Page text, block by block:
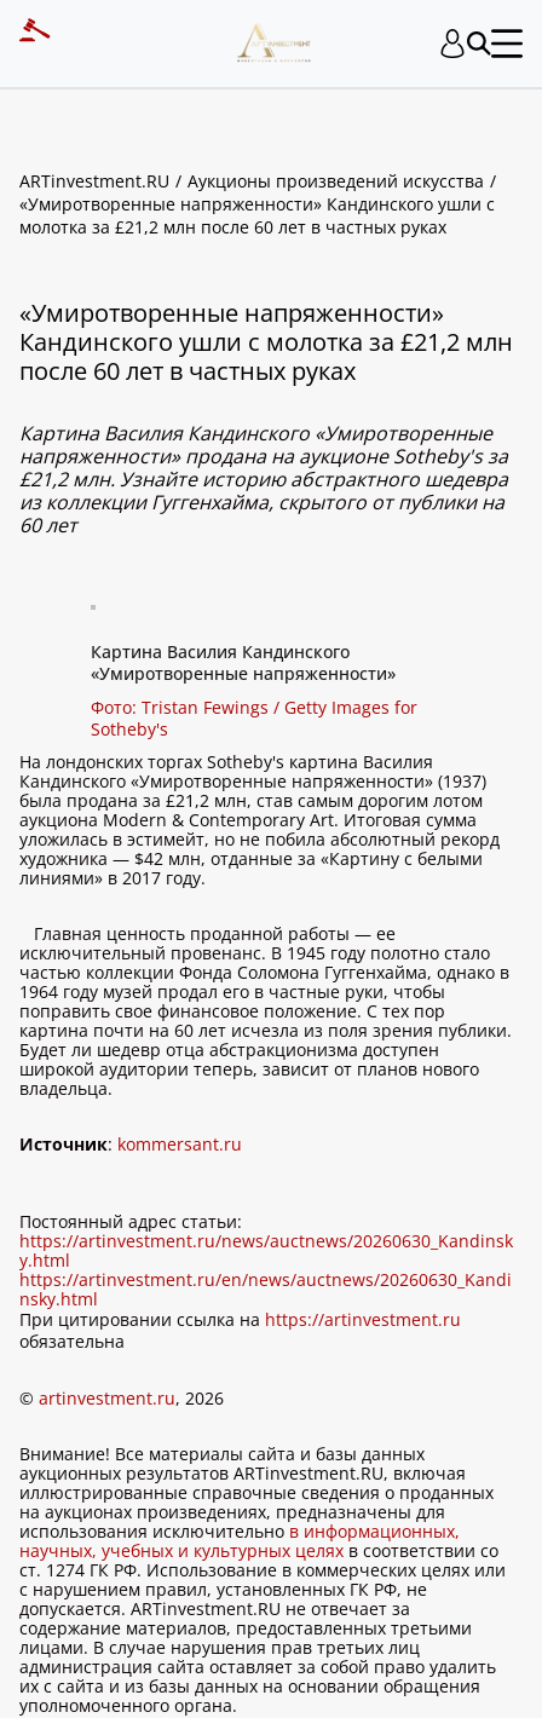
ARTinvestment.RU
Аукционы произведений искусства
«Умиротворенные напряженности» Кандинского ушли с
молотка за £21,2 млн после 60 лет в частных руках
«Умиротворенные напряженности»
Кандинского ушли с молотка за £21,2 млн
после 60 лет в частных руках
Картина Василия Кандинского «Умиротворенные
напряженности» продана на аукционе Sotheby's за
£21,2 млн. Узнайте историю абстрактного шедевра
из коллекции Гуггенхайма, скрытого от публики на
60 лет
Картина Василия Кандинского
«Умиротворенные напряженности»
Фото: Tristan Fewings / Getty Images for
Sotheby's
На лондонских торгах Sotheby's картина Василия
Кандинского «Умиротворенные напряженности» (1937)
была продана за £21,2 млн, став самым дорогим лотом
аукциона Modern & Contemporary Art. Итоговая сумма
уложилась в эстимейт, но не побила абсолютный рекорд
художника — $42 млн, отданные за «Картину с белыми
линиями» в 2017 году.
Главная ценность проданной работы — ее
исключительный провенанс. В 1945 году полотно стало
частью коллекции Фонда Соломона Гуггенхайма, однако в
1964 году музей продал его в частные руки, чтобы
поправить свое финансовое положение. С тех пор
картина почти на 60 лет исчезла из поля зрения публики.
Будет ли шедевр отца абстракционизма доступен
широкой аудитории теперь, зависит от планов нового
владельца.
Источник: kommersant.ru
Постоянный адрес статьи:
https://artinvestment.ru/news/auctnews/20260630_Kandinsk
y.html
https://artinvestment.ru/en/news/auctnews/20260630_Kandi
nsky.html
При цитировании ссылка на https://artinvestment.ru
обязательна
© artinvestment.ru, 2026
Внимание! Все материалы сайта и базы данных
аукционных результатов ARTinvestment.RU, включая
иллюстрированные справочные сведения о проданных
на аукционах произведениях, предназначены для
использования исключительно в информационных,
научных, учебных и культурных целях в соответствии со
ст. 1274 ГК РФ. Использование в коммерческих целях или
с нарушением правил, установленных ГК РФ, не
допускается. ARTinvestment.RU не отвечает за
содержание материалов, предоставленных третьими
лицами. В случае нарушения прав третьих лиц
администрация сайта оставляет за собой право удалить
их с сайта и из базы данных на основании обращения
уполномоченного органа.